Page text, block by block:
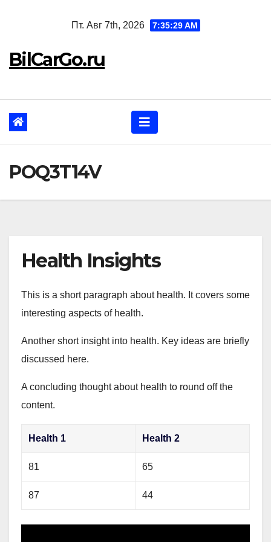
Пт. Авг 7th, 2026 7:35:30 AM
BilCarGo.ru
POQ3T14V
Health Insights
This is a short paragraph about health. It covers some
interesting aspects of health.
Another short insight into health. Key ideas are briefly
discussed here.
A concluding thought about health to round off the
content.
Health 1 Health 2
81 65
87 44